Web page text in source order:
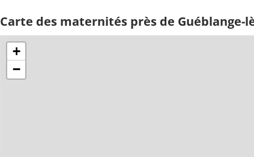
Carte des maternités près de Guéblange-
+
−